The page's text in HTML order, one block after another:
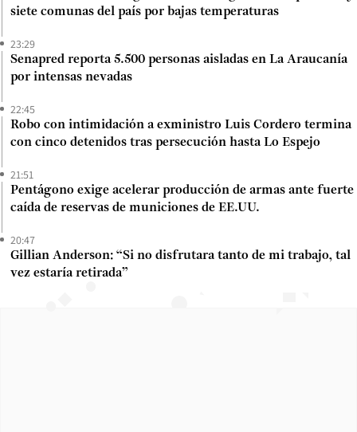
siete comunas del país por bajas temperaturas
23:29
Senapred reporta 5.500 personas aisladas en La Araucanía
por intensas nevadas
22:45
Robo con intimidación a exministro Luis Cordero termina
con cinco detenidos tras persecución hasta Lo Espejo
21:51
Pentágono exige acelerar producción de armas ante fuerte
caída de reservas de municiones de EE.UU.
20:47
Gillian Anderson: “Si no disfrutara tanto de mi trabajo, tal
vez estaría retirada”